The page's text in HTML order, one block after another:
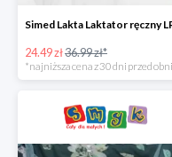
24.49 zł36.99 zł*